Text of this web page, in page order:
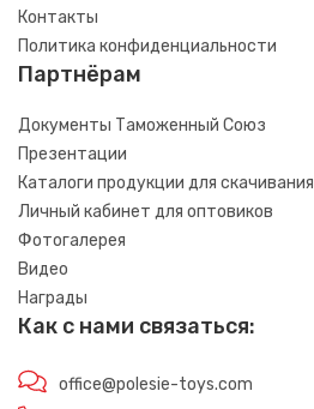
Контакты
Политика конфиденциальности
Партнёрам
Документы Таможенный Союз
Презентации
Каталоги продукции для скачивания
Личный кабинет для оптовиков
Фотогалерея
Видео
Награды
Как с нами связаться:
office@polesie-toys.com